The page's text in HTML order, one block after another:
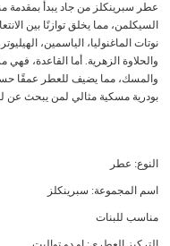
عطر سبرينكلز من جاد يبدأ بمقدمة
السيكلمن، مما يخلق توازنًا بين
نوتات الماغنوليا، الياسمين،
والحلاوة الزهرية. أما القاعدة،
والمسك، مما يضيف للعطر عمقًا
بودرية مسكية مثالي لمن يبحث عن
النوع: عطر
اسم المجموعة: سبرينكلز
مناسب للبنات